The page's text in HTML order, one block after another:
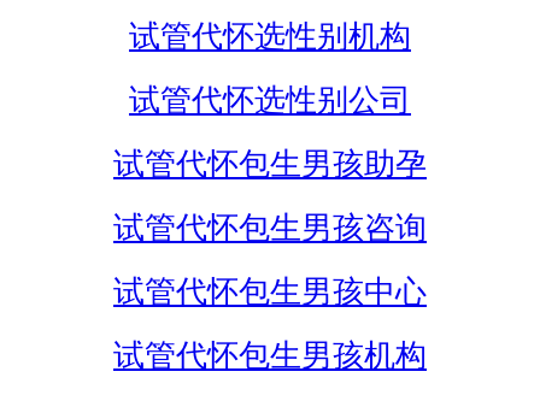
试管代怀选性别机构
试管代怀选性别公司
试管代怀包生男孩助孕
试管代怀包生男孩咨询
试管代怀包生男孩中心
试管代怀包生男孩机构